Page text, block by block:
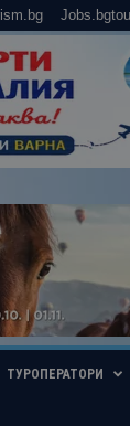
ТУРОПЕРАТОРИ